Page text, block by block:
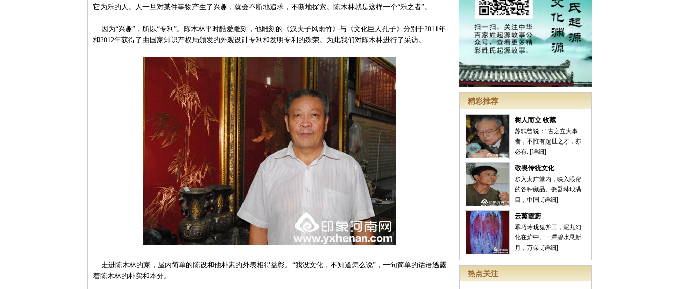
精彩推荐
树人而立 收藏
苏轼曾说：“古之立大事
者，不惟有超世之才，亦
必有..[详细]
敬畏传统文化
步入太广堂内，映入眼帘
的各种藏品、瓷器琳琅满
目，中国..[详细]
云蒸霞蔚——
乖巧玲珑鬼斧工，泥丸幻
化在炉中。一潭碧水悬新
月，万朵..[详细]
热点关注
它为乐的人。人一旦对某件事物产生了兴趣，就会不断地追求，不断地探索。陈木林就是这样一个“乐之者”。
因为“兴趣”，所以“专利”。陈木林平时酷爱雕刻，他雕刻的《汉夫子风雨竹》与《文化巨人孔子》分别于2011年
和2012年获得了由国家知识产权局颁发的外观设计专利和发明专利的殊荣。为此我们对陈木林进行了采访。
走进陈木林的家，屋内简单的陈设和他朴素的外表相得益彰。“我没文化，不知道怎么说”，一句简单的话语透露
着陈木林的朴实和本分。